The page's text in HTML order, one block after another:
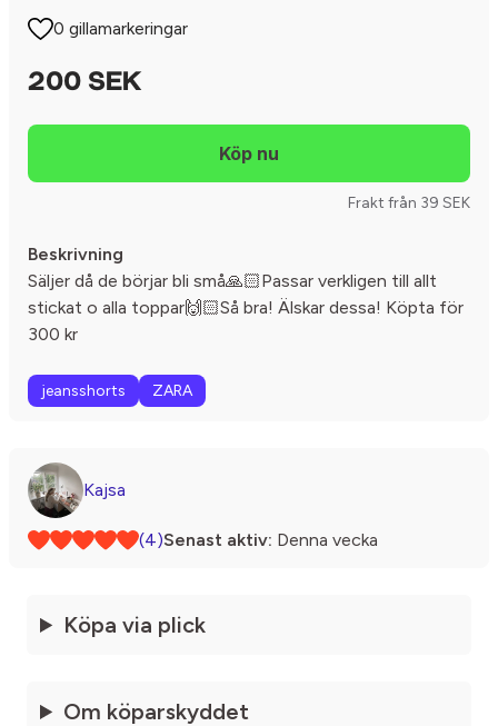
0 gillamarkeringar
200 SEK
Frakt från 39 SEK
Beskrivning
Säljer då de börjar bli små🙏🏻Passar verkligen till allt
stickat o alla toppar🙌🏻Så bra! Älskar dessa! Köpta för
300 kr
jeansshorts ZARA
Kajsa
(4)Senast aktiv: Denna vecka
Köpa via plick
Om köparskyddet